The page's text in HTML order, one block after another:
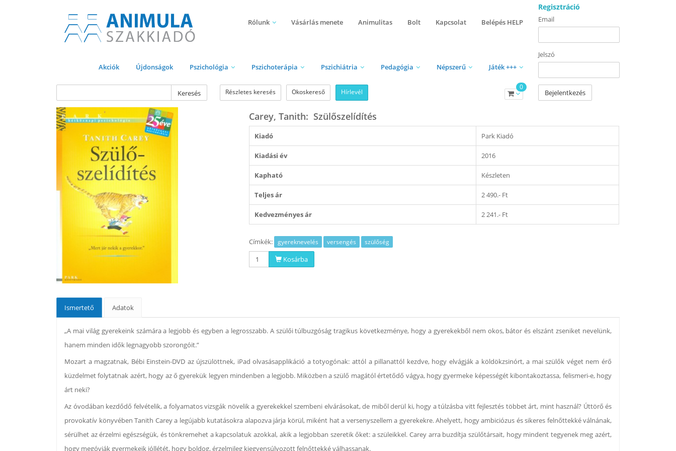
Rólunk Vásárlás menete Animulitas Bolt Kapcsolat Belépés HELP
Akciók Újdonságok Pszichológia Pszichoterápia Pszichiátria Pedagógia Népszerű Játék +++
Keresés Részletes keresés Okoskereső Hírlevél
0
Regisztráció
Email
Jelszó
Bejelentkezés
Carey, Tanith: Szülőszelídítés
Kiadó Park Kiadó
Kiadási év 2016
Kapható Készleten
Teljes ár 2 490.- Ft
Kedvezményes ár 2 241.- Ft
Címkék: gyereknevelés versengés szülőség
Kosárba
Ismertető Adatok
„A mai világ gyerekeink számára a legjobb és egyben a legrosszabb. A szülői túlbuzgóság tragikus következménye, hogy a gyerekekből nem okos, bátor és elszánt zseniket nevelünk,
hanem minden idők legnagyobb szorongóit.”
Mozart a magzatnak, Bébi Einstein-DVD az újszülöttnek, iPad olvasásapplikáció a totyogónak: attól a pillanattól kezdve, hogy elvágják a köldökzsinórt, a mai szülők véget nem érő
küzdelmet folytatnak azért, hogy az ő gyerekük legyen mindenben a legjobb. Miközben a szülő magától értetődő vágya, hogy gyermeke képességét kibontakoztassa, felismeri-e, hogy
árt neki?
Az óvodában kezdődő felvételik, a folyamatos vizsgák növelik a gyerekekkel szembeni elvárásokat, de miből derül ki, hogy a túlzásba vitt fejlesztés többet árt, mint használ? Úttörő és
provokatív könyvében Tanith Carey a legújabb kutatásokra alapozva járja körül, miként hat a versenyszellem a gyerekekre. Ahelyett, hogy ambiciózus és sikeres felnőttekké válnának,
sérülhet az érzelmi egészségük, és tönkremehet a kapcsolatuk azokkal, akik a legjobban szeretik őket: a szüleikkel. Carey arra buzdítja szülőtársait, hogy mindent tegyenek meg azért,
hogy megóvják gyermekeik jóllétét, hogy boldog, érzelmileg kiegyensúlyozott felnőttekké válhassanak.